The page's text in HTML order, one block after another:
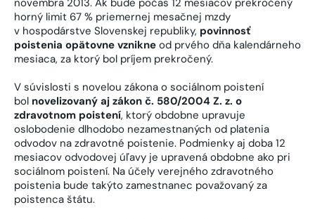
horný limit 67 % priemernej mesačnej mzdy
v hospodárstve Slovenskej republiky, povinnosť
poistenia opätovne vznikne od prvého dňa kalendárneho
mesiaca, za ktorý bol príjem prekročený.
V súvislosti s novelou zákona o sociálnom poistení
bol novelizovaný aj zákon č. 580/2004 Z. z. o
zdravotnom poistení, ktorý obdobne upravuje
oslobodenie dlhodobo nezamestnaných od platenia
odvodov na zdravotné poistenie. Podmienky aj doba 12
mesiacov odvodovej úľavy je upravená obdobne ako pri
sociálnom poistení. Na účely verejného zdravotného
poistenia bude takýto zamestnanec považovaný za
poistenca štátu.